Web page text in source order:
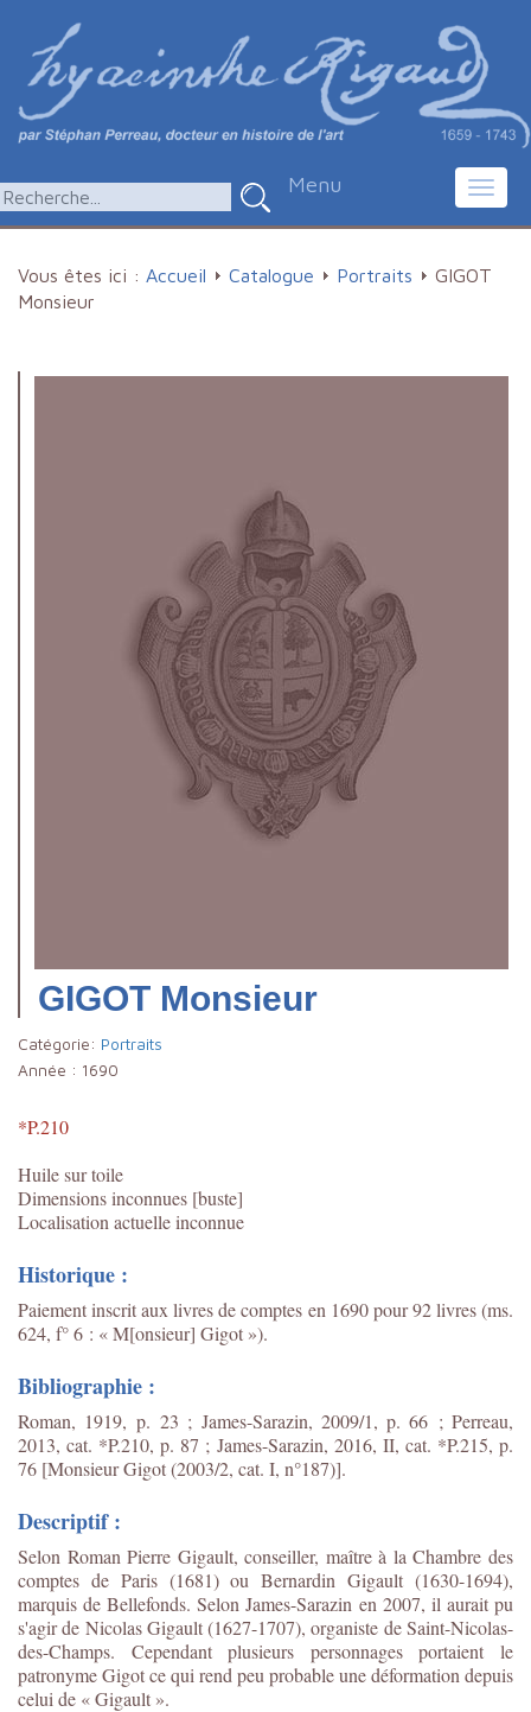
Menu
Vous êtes ici : Accueil Catalogue Portraits
GIGOT
Monsieur
GIGOT Monsieur
Catégorie: Portraits
Année : 1690
*P.210
Huile sur toile
Dimensions inconnues [buste]
Localisation actuelle inconnue
Historique :
Paiement inscrit aux livres de comptes en 1690 pour 92 livres (ms.
624, f° 6 : « M[onsieur] Gigot »).
Bibliographie :
Roman, 1919, p. 23 ; James-Sarazin, 2009/1, p. 66 ; Perreau,
2013, cat. *P.210, p. 87 ; James-Sarazin, 2016, II, cat. *P.215, p.
76 [Monsieur Gigot (2003/2, cat. I, n°187)].
Descriptif :
Selon Roman Pierre Gigault, conseiller, maître à la Chambre des
comptes de Paris (1681) ou Bernardin Gigault (1630-1694),
marquis de Bellefonds. Selon James-Sarazin en 2007, il aurait pu
s'agir de Nicolas Gigault (1627-1707), organiste de Saint-Nicolas-
des-Champs. Cependant plusieurs personnages portaient le
patronyme Gigot ce qui rend peu probable une déformation depuis
celui de « Gigault ».